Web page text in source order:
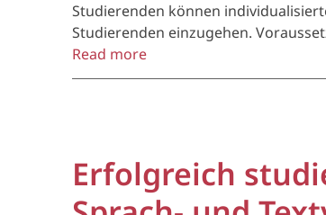
Studierenden können
Studierenden einzugehen.
Read more
Erfolgreich